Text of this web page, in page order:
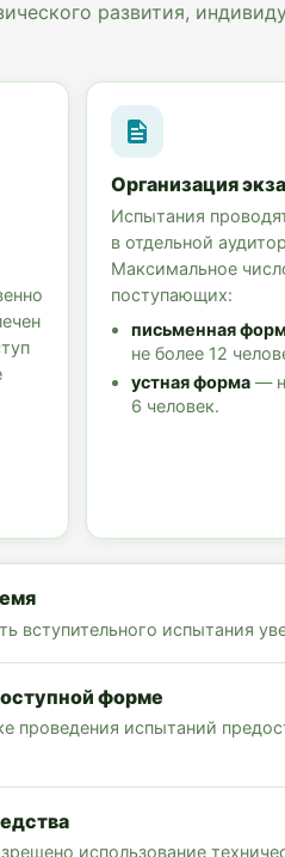
развития,
Организация
Испытания
в отдельной
Максимальное
поступающих:
письменная
не более 12
устная форма —
6 человек.
вступительного испытания
форме
проведения испытаний
использование